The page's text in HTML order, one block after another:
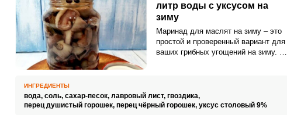
литр воды с уксусом на
зиму
Маринад для маслят на зиму – это
простой и проверенный вариант для
ваших грибных угощений на зиму. С
ИНГРЕДИЕНТЫ
вода, соль, сахар-песок, лавровый лист, гвоздика,
перец душистый горошек, перец чёрный горошек, уксус столовый 9%